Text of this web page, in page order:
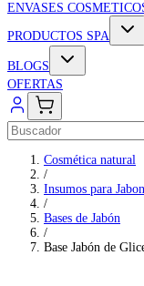
ENVASES
PRODUCTOS SPA
BLOGS
OFERTAS
Cosmética natural
/
Insumos para
/
Bases de Jabón
/
Base Jabón de